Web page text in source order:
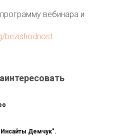
вебинара и
bezishodnost
Демчук".